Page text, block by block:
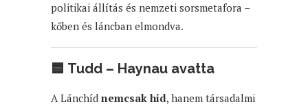
politikai állítás és nemzeti sorsmetafora –
kőben és láncban elmondva.
🟦 Tudd – Haynau avatta
A Lánchíd nemcsak híd, hanem társadalmi